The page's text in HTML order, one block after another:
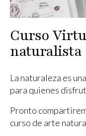
Curso
naturalista
La naturaleza es
para quienes
Pronto
curso de arte